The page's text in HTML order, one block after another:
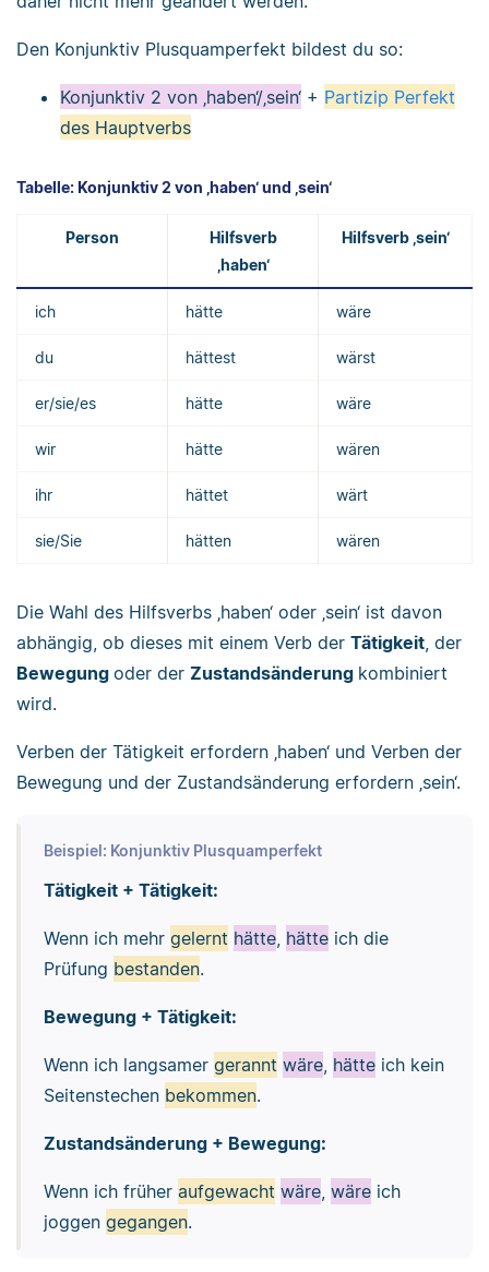
Den Konjunktiv Plusquamperfekt bildest du so:
Konjunktiv 2 von ‚haben‘/‚sein‘ + Partizip Perfekt
des Hauptverbs
Tabelle: Konjunktiv 2 von ‚haben‘ und ‚sein‘
Person
Hilfsverb
‚haben‘
Hilfsverb ‚sein‘
ich hätte wäre
du hättest wärst
er/sie/es hätte wäre
wir hätte wären
ihr hättet wärt
sie/Sie hätten wären
Die Wahl des Hilfsverbs ‚haben‘ oder ‚sein‘ ist davon
abhängig, ob dieses mit einem Verb der Tätigkeit , der
Bewegung oder der Zustandsänderung kombiniert
wird.
Verben der Tätigkeit erfordern ‚haben‘ und Verben der
Bewegung und der Zustandsänderung erfordern ‚sein‘.
Beispiel: Konjunktiv Plusquamperfekt
Tätigkeit + Tätigkeit:
Wenn ich mehr gelernt hätte, hätteich die
Prüfung bestanden.
Bewegung + Tätigkeit:
Wenn ich langsamer gerannt wäre, hätteich kein
Seitenstechen bekommen.
Zustandsänderung + Bewegung:
Wenn ich früher aufgewacht wäre, wäreich
joggen gegangen.